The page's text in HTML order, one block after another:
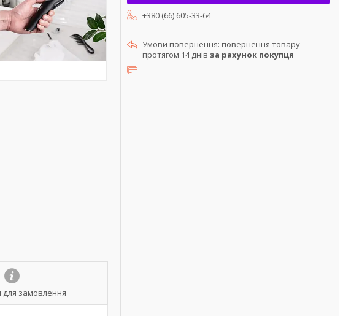
для замовлення
+380 (66) 605-33-64
повернення товару
протягом 14 днів за рахунок покупця